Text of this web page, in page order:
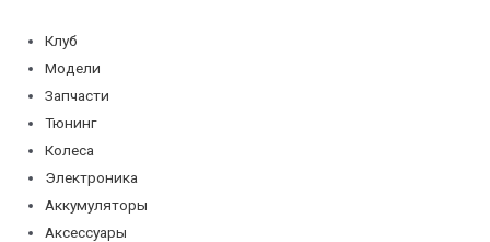
содержимому
Клуб
Модели
Запчасти
Тюнинг
Колеса
Электроника
Аккумуляторы
Аксессуары